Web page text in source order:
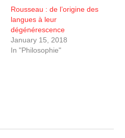
Rousseau : de l’origine des
langues à leur
dégénérescence
January 15, 2018
In "Philosophie"